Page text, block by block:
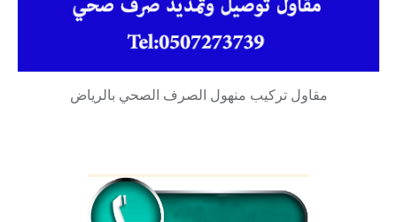
مقاول تركيب منهول الصرف الصحي بالرياض